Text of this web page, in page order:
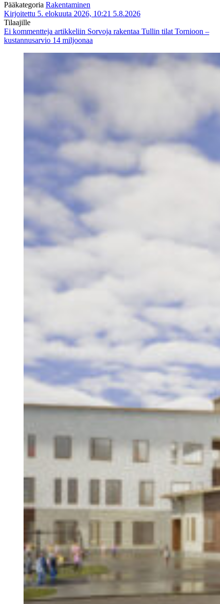
Pääkategoria Rakentaminen
Kirjoitettu 5. elokuuta 2026, 10:21 5.8.2026
Tilaajille
Ei kommentteja artikkeliin Sorvoja rakentaa Tullin tilat Tornioon –
kustannusarvio 14 miljoonaa